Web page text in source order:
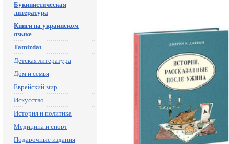
Букинистическая
литература
Книги на украинском
языке
Tamizdat
Детская литература
Дом и семья
Еврейский мир
Искусство
История и политика
Медицина и спорт
Подарочные издания